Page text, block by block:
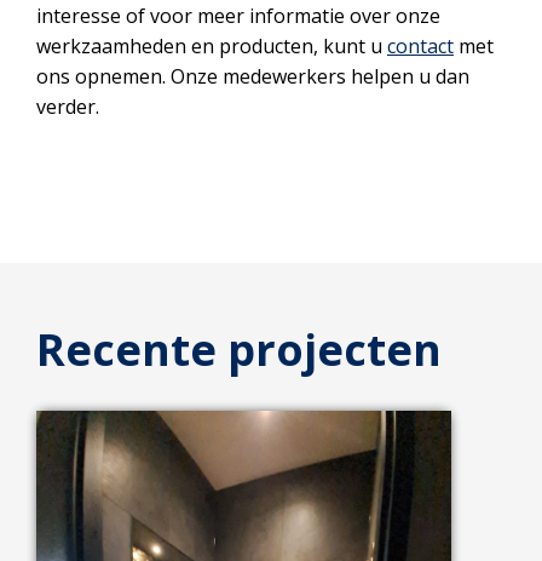
interesse of voor meer informatie over onze
werkzaamheden en producten, kunt u contact met
ons opnemen. Onze medewerkers helpen u dan
verder.
Recente projecten